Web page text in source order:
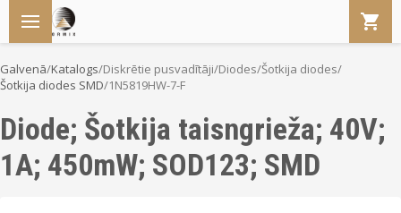
Galvenā/Katalogs/Diskrētie pusvadītāji/Diodes/Šotkija diodes/
Šotkija diodes SMD/1N5819HW-7-F
Diode; Šotkija taisngrieža; 40V;
1A; 450mW; SOD123; SMD